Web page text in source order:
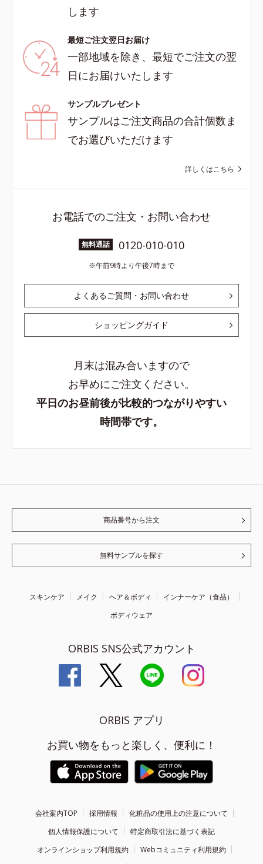
します
最短ご注文翌日お届け
一部地域を除き、最短でご注文の翌
日にお届けいたします
サンプルプレゼント
サンプルはご注文商品の合計個数ま
でお選びいただけます
詳しくはこちら
お電話でのご注文・お問い合わせ
無料通話 0120-010-010
午前9時より午後7時まで
よくあるご質問・お問い合わせ
ショッピングガイド
月末は混み合いますので
お早めにご注文ください。
平日のお昼前後が比較的つながりやすい
時間帯です。
商品番号から注文
無料サンプルを探す
スキンケア メイク ヘア＆ボディ
インナーケア（食品）
ボディウェア
ORBIS SNS公式アカウント
ORBIS アプリ
お買い物をもっと楽しく、便利に！
会社案内TOP 採用情報
化粧品の使用上の注意について
個人情報保護について
特定商取引法に基づく表記
オンラインショップ利用規約
Webコミュニティ利用規約